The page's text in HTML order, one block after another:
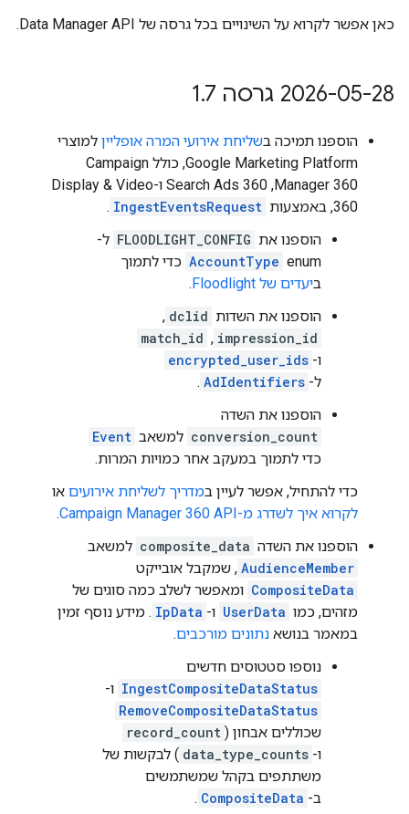
כאן אפשר לקרוא על השינויים בכל גרסה של Data Manager API.
‫2026-05-28 גרסה 1 .7
הוספנו תמיכה בשליחת אירועי המרה אופליין למוצרי
Google Marketing Platform, כולל Campaign
Manager 360,‏ Search Ads 360 ו-Display & Video
360, באמצעות
IngestEventsRequest
.
הוספנו את FLOODLIGHT_CONFIG ל-
enum‏
AccountType כדי לתמוך
ביעדים של Floodlight
.
הוספנו את השדות dclid
,‏
impression_id
,‏
match_id
ו- encrypted_user_ids
ל- AdIdentifiers
.
הוספנו את השדה
conversion_count למשאב Event
כדי לתמוך במעקב אחר כמויות המרות.
כדי להתחיל, אפשר לעיין במדריך לשליחת אירועים או
לקרוא איך לשדרג מ-Campaign Manager 360 API
.
הוספנו את השדה composite_data למשאב
AudienceMember , שמקבל אובייקט
CompositeData ומאפשר לשלב כמה סוגים של
מזהים, כמו UserData ו- IpData . מידע נוסף זמין
במאמר בנושא נתונים מורכבים.
נוספו סטטוסים חדשים
IngestCompositeDataStatus ו-
RemoveCompositeDataStatus
שכוללים אבחון ( record_count
ו- data_type_counts ) לבקשות של
משתתפים בקהל שמשתמשים
ב- CompositeData
.